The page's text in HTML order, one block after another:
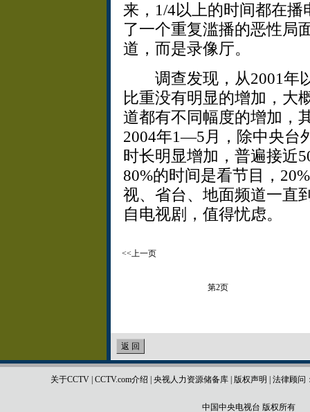
来，1/4以上的时间都在
了一个重复滥播的恶性局
道，而是录像厅。
调查发现，从2001年
比重没有明显的增加，大
道都有不同幅度的增加，
2004年1—5月，除中央台
时长明显增加，普遍接近
80%的时间是看节目，
视、省台、地面频道一直
自电视剧，值得忧虑。
<<上一页
第2页
关于CCTV| CCTV.com介绍 央视人力资源储备库| 版权声明 法律顾问
中国中央电视台 版权所有